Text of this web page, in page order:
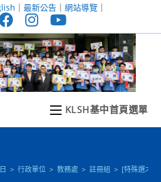
｜ 最新公告｜ 網站導覽｜
KLSH基中首頁選單
> 行政單位 > 教務處 > 註冊組 > [特殊選才]